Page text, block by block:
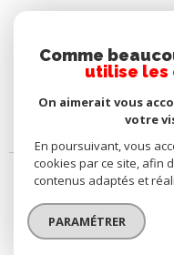
© 2026 | Tous droits
Nos Honoraires
Plan Du Site
Comme
utilise les
On aimerait vous
votre
En poursuivant, vous
cookies par ce site, afin
contenus adaptés et
PARAMÉTRER